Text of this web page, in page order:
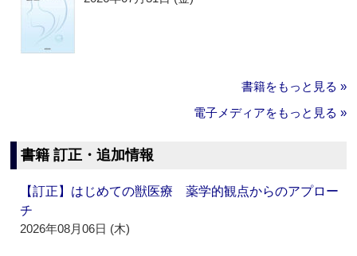
書籍をもっと見る »
電子メディアをもっと見る »
書籍 訂正・追加情報
【訂正】はじめての獣医療 薬学的観点からのアプロー
チ
2026年08月06日 (木)